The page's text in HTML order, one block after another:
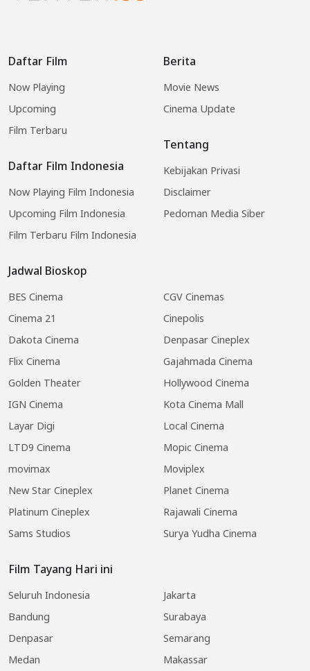
Daftar Film
Now Playing
Upcoming
Film Terbaru
Daftar Film Indonesia
Now Playing Film Indonesia
Upcoming Film Indonesia
Film Terbaru Film Indonesia
Jadwal Bioskop
BES Cinema
CGV Cinemas
Cinema 21
Cinepolis
Dakota Cinema
Denpasar Cineplex
Flix Cinema
Gajahmada Cinema
Golden Theater
Hollywood Cinema
IGN Cinema
Kota Cinema Mall
Layar Digi
Local Cinema
LTD9 Cinema
Mopic Cinema
movimax
Moviplex
New Star Cineplex
Planet Cinema
Platinum Cineplex
Rajawali Cinema
Sams Studios
Surya Yudha Cinema
Film Tayang Hari ini
Seluruh Indonesia
Jakarta
Bandung
Surabaya
Denpasar
Semarang
Medan
Makassar
Berita
Movie News
Cinema Update
Tentang
Kebijakan Privasi
Disclaimer
Pedoman Media Siber